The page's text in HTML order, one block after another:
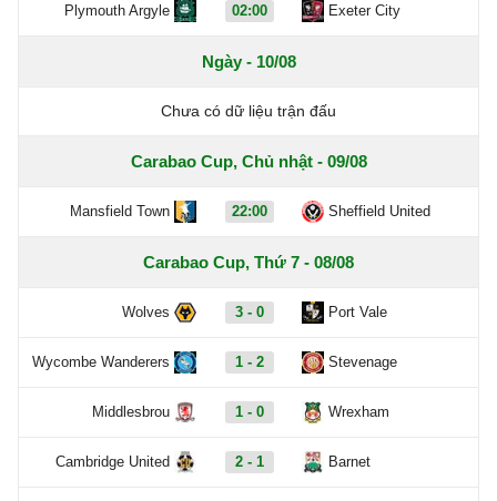
Plymouth Argyle 02:00 Exeter City
Ngày - 10/08
Chưa có dữ liệu trận đấu
Carabao Cup, Chủ nhật - 09/08
Mansfield Town 22:00 Sheffield United
Carabao Cup, Thứ 7 - 08/08
Wolves 3 - 0 Port Vale
Wycombe Wanderers 1 - 2 Stevenage
Middlesbrou 1 - 0 Wrexham
Cambridge United 2 - 1 Barnet